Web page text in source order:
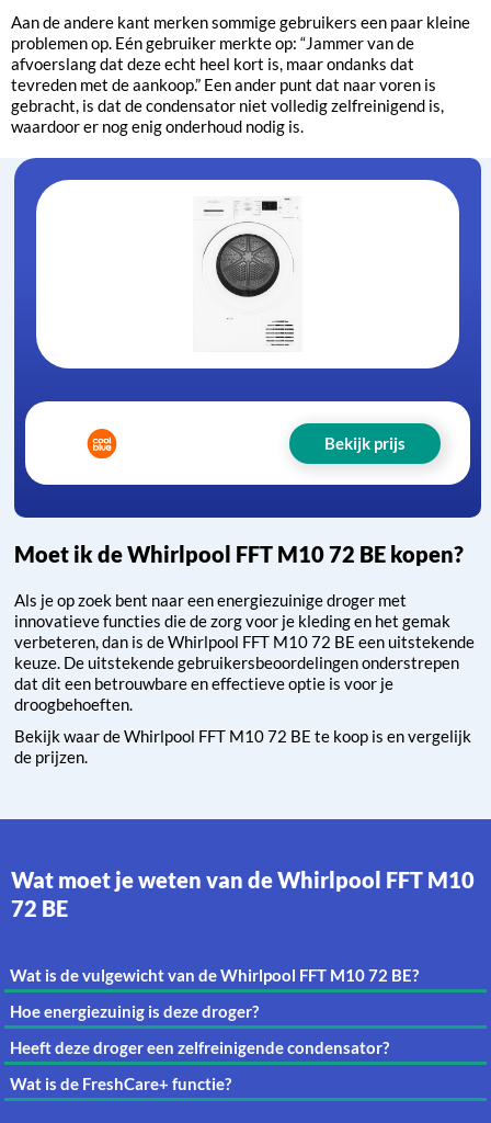
Aan de andere kant merken sommige gebruikers een paar kleine
problemen op. Eén gebruiker merkte op: “Jammer van de
afvoerslang dat deze echt heel kort is, maar ondanks dat
tevreden met de aankoop.” Een ander punt dat naar voren is
gebracht, is dat de condensator niet volledig zelfreinigend is,
waardoor er nog enig onderhoud nodig is.
Moet ik de Whirlpool FFT M10 72 BE kopen?
Als je op zoek bent naar een energiezuinige droger met
innovatieve functies die de zorg voor je kleding en het gemak
verbeteren, dan is de Whirlpool FFT M10 72 BE een uitstekende
keuze. De uitstekende gebruikersbeoordelingen onderstrepen
dat dit een betrouwbare en effectieve optie is voor je
droogbehoeften.
Bekijk waar de Whirlpool FFT M10 72 BE te koop is en vergelijk
de prijzen.
Bekijk prijs
Wat moet je weten van de Whirlpool FFT M10
72 BE
Wat is de vulgewicht van de Whirlpool FFT M10 72 BE?
Hoe energiezuinig is deze droger?
Heeft deze droger een zelfreinigende condensator?
Wat is de FreshCare+ functie?